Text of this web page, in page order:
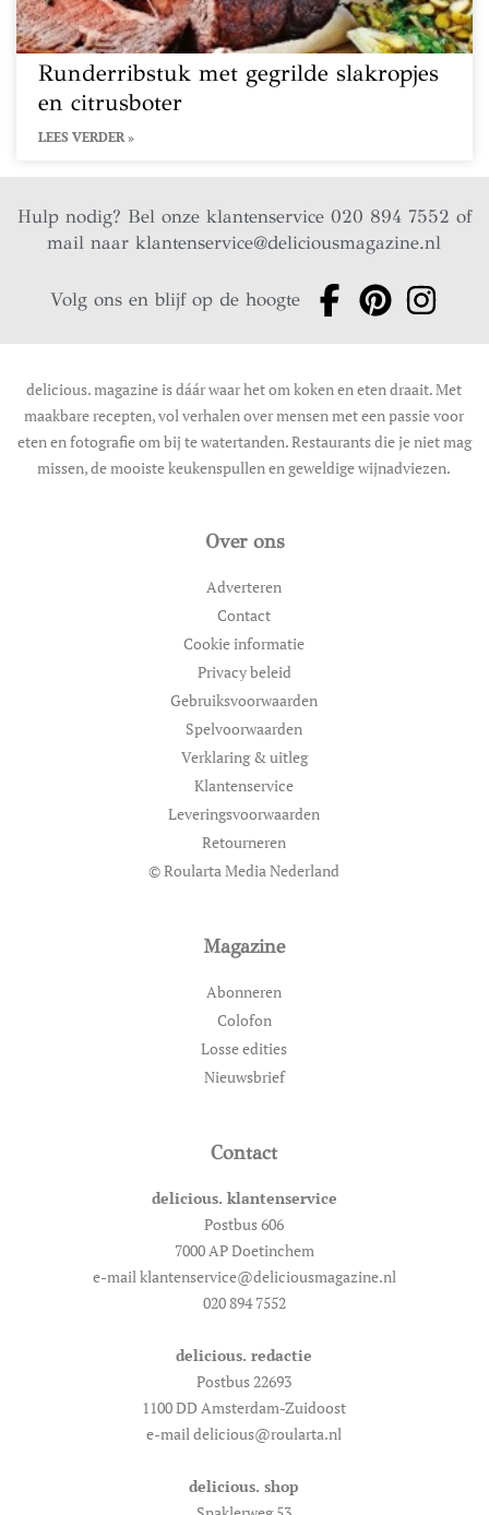
Runderribstuk met gegrilde slakropjes
en citrusboter
LEES VERDER »
Hulp nodig? Bel onze klantenservice 020 894 7552 of
mail naarklantenservice@deliciousmagazine.nl
Volg ons en blijf op de hoogte
delicious. magazine is dáár waar het om koken en eten draait. Met
maakbare recepten, vol verhalen over mensen met een passie voor
eten en fotografie om bij te watertanden. Restaurants die je niet mag
missen, de mooiste keukenspullen en geweldige wijnadviezen.
Over ons
Adverteren
Contact
Cookie informatie
Privacy beleid
Gebruiksvoorwaarden
Spelvoorwaarden
Verklaring & uitleg
Klantenservice
Leveringsvoorwaarden
Retourneren
© Roularta Media Nederland
Magazine
Abonneren
Colofon
Losse edities
Nieuwsbrief
Contact
delicious. klantenservice
Postbus 606
7000 AP Doetinchem
e-mail klantenservice@deliciousmagazine.nl
020 894 7552
delicious. redactie
Postbus 22693
1100 DD Amsterdam-Zuidoost
e-mail delicious@roularta.nl
delicious. shop